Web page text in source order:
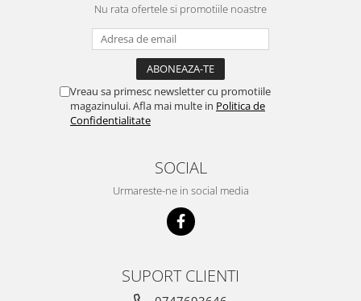
Nu rata ofertele si promotiile noastre
Vreau sa primesc newsletter cu promotiile
magazinului. Afla mai multe in Politica de
Confidentialitate
SOCIAL
Urmareste-ne in social media
SUPORT CLIENTI